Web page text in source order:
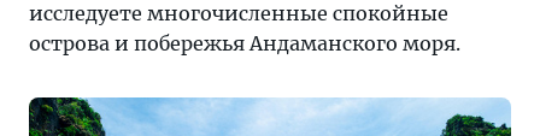
исследуете многочисленные спокойные
острова и побережья Андаманского моря.